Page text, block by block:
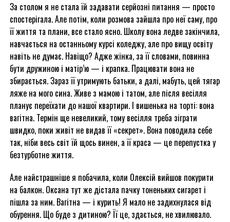
За столом я не стала їй задавати серйозні питання — просто
спостерігала. Але потім, коли розмова зайшла про неї саму, про
її життя та плани, все стало ясно. Школу вона ледве закінчила,
навчається на останньому курсі коледжу, але про вищу освіту
навіть не думає. Навіщо? Адже жінка, за її словами, повинна
бути дружиною і матір’ю — і крапка. Працювати вона не
збирається. Зараз її утримують батьки, а далі, мабуть, цей тягар
ляже на мого сина. Живе з мамою і татом, але після весілля
планує переїхати до нашої квартири. І вишенька на торті: вона
вагітна. Термін ще невеликий, тому весілля треба зіграти
швидко, поки живіт не видав її «секрет». Вона поводила себе
так, ніби весь світ їй щось винен, а її краса — це перепустка у
безтурботне життя.
Але найстрашніше я побачила, коли Олексій вийшов покурити
на балкон. Оксана тут же дістала пачку тоненьких сигарет і
пішла за ним. Вагітна — і курить! Я мало не задихнулася від
обурення. Що буде з дитиною? Її це, здається, не хвилювало.